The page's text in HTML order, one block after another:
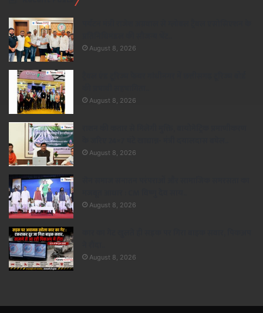
August 8, 2026
August 8, 2026
August 8, 2026
August 8, 2026
August 8, 2026